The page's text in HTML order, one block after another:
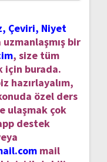
Çeviri, Niyet
bir
, size tüm
için burada.
hazırlayalım,
özel ders
ulaşmak çok
destek
mail